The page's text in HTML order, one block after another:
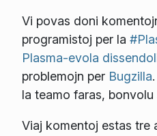
Vi povas doni
programistoj per la
Plasma-evola
problemojn per Bugzilla
la teamo faras, bonvolu
Viaj komentoj estas tre